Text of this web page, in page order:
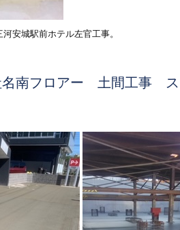
安城駅前ホテル左官工事。
南フロアー 土間工事 ス